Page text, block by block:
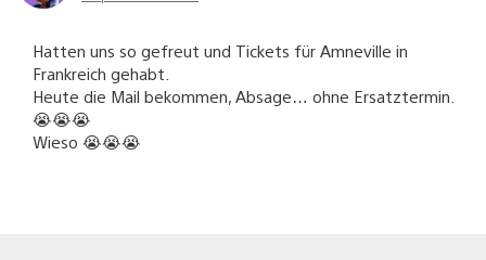
Hatten uns so gefreut und Tickets für Amneville in
Frankreich gehabt.
Heute die Mail bekommen, Absage… ohne Ersatztermin.
😭😭😭
Wieso 😭😭😭